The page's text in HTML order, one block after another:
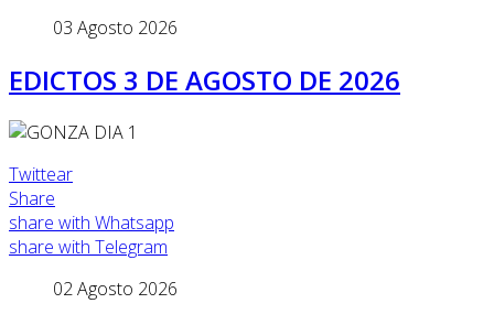
03 Agosto 2026
EDICTOS 3 DE AGOSTO DE 2026
Twittear
Share
share with Whatsapp
share with Telegram
02 Agosto 2026